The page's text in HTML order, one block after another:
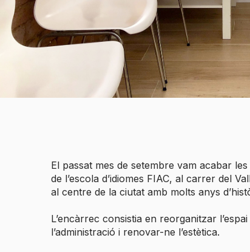
El passat mes de setembre vam acabar
de l’escola d’idiomes FIAC, al carrer del
al centre de la ciutat amb molts anys
L’encàrrec consistia en reorganitzar
l’administració i renovar-ne l’estètica.